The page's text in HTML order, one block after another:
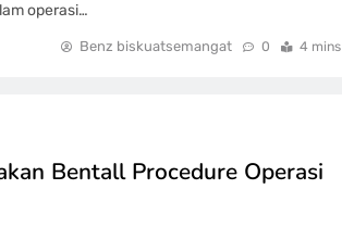
operasi…
Benz biskuatsemangat 0 4 mins
Bentall Procedure Operasi